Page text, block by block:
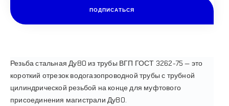
ПОДПИСАТЬСЯ
Резьба стальная Ду80 из трубы ВГП ГОСТ 3262-75 — это
короткий отрезок водогазопроводной трубы с трубной
цилиндрической резьбой на конце для муфтового
присоединения магистрали Ду80.